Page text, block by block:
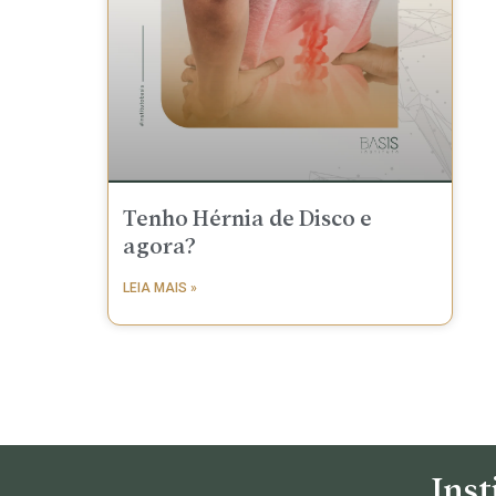
Tenho Hérnia de Disco e
agora?
LEIA MAIS »